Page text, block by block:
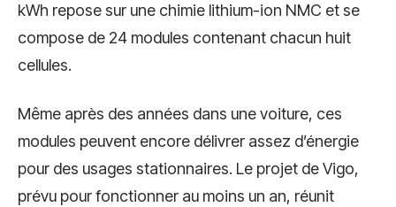
kWh repose sur une chimie lithium-ion NMC et se
compose de 24 modules contenant chacun huit
cellules.
Même après des années dans une voiture, ces
modules peuvent encore délivrer assez d’énergie
pour des usages stationnaires. Le projet de Vigo,
prévu pour fonctionner au moins un an, réunit